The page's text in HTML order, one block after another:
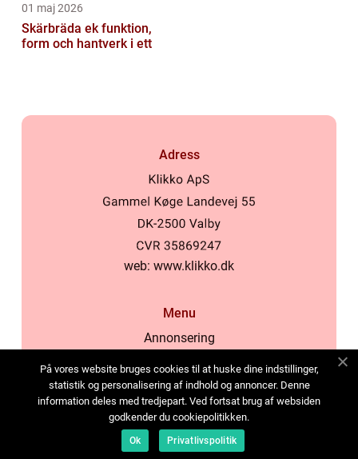
01 maj 2026
Skärbräda ek funktion,
form och hantverk i ett
Adress
web: www.klikko.dk
Menu
Annonsering
Cookies
Kontakta oss
Sitemap
På vores website bruges cookies til at huske dine indstillinger,
statistik og personalisering af indhold og annoncer. Denne
information deles med tredjepart. Ved fortsat brug af websiden
godkender du cookiepolitikken.
Ok Privatlivspolitik